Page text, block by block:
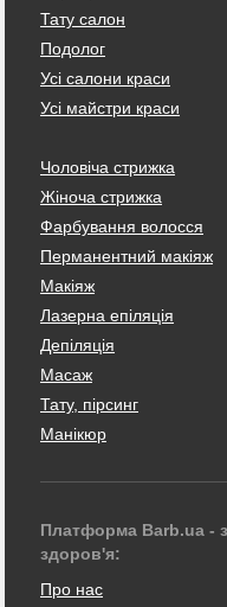
Тату салон
Подолог
Усі салони краси
Усі майстри краси
Чоловіча стрижка
Жіноча стрижка
Фарбування волосся
Перманентний макіяж
Макіяж
Лазерна епіляція
Депіляція
Масаж
Тату, пірсинг
Манікюр
Платформа Barb.ua -
здоров'я:
Про нас